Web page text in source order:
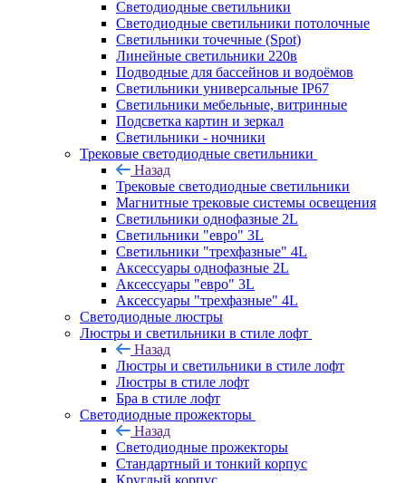
Светодиодные светильники
Светодиодные светильники потолочные
Светильники точечные (Spot)
Линейные светильники 220в
Подводные для бассейнов и водоёмов
Светильники универсальные IP67
Светильники мебельные, витринные
Подсветка картин и зеркал
Светильники - ночники
Трековые светодиодные светильники
Назад
Трековые светодиодные светильники
Магнитные трековые системы освещения
Светильники однофазные 2L
Светильники "евро" 3L
Светильники "трехфазные" 4L
Аксессуары однофазные 2L
Аксессуары "евро" 3L
Аксессуары "трехфазные" 4L
Светодиодные люстры
Люстры и светильники в стиле лофт
Назад
Люстры и светильники в стиле лофт
Люстры в стиле лофт
Бра в стиле лофт
Светодиодные прожекторы
Назад
Светодиодные прожекторы
Стандартный и тонкий корпус
Круглый корпус